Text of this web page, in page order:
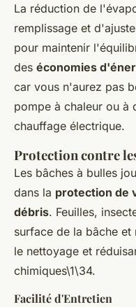
La réduction de
remplissage et
pour maintenir
des économies
car vous n'aurez pas
pompe à chaleur ou à
chauffage électrique.
Protection contre
Les bâches à bulles
dans la protection de
débris. Feuilles,
surface de la bâche
le nettoyage et
chimiques\1\34.
Facilité d'Entretien